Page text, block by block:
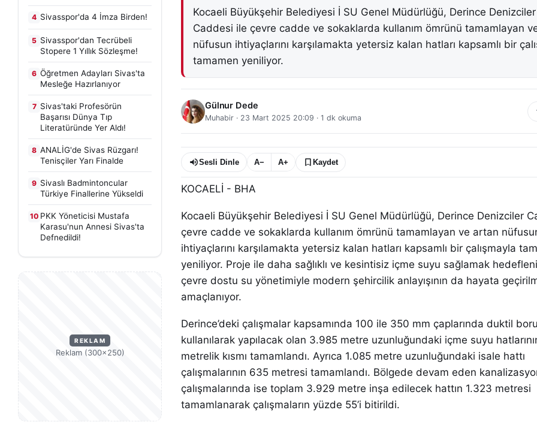
4 Sivasspor'da 4 İmza Birden!
5 Sivasspor'dan Tecrübeli
Stopere 1 Yıllık Sözleşme!
6 Öğretmen Adayları Sivas'ta
Mesleğe Hazırlanıyor
7 Sivas'taki Profesörün
Başarısı Dünya Tıp
Literatüründe Yer Aldı!
8 ANALİG'de Sivas Rüzgarı!
Tenisçiler Yarı Finalde
9 Sivaslı Badmintoncular
Türkiye Finallerine Yükseldi
10 PKK Yöneticisi Mustafa
Karasu'nun Annesi Sivas'ta
Defnedildi!
REKLAM
Reklam (300×250)
Kocaeli Büyükşehir Belediyesi İ SU Genel Müdürlüğü, Derince Denizciler
Caddesi ile çevre cadde ve sokaklarda kullanım ömrünü tamamlayan
nüfusun ihtiyaçlarını karşılamakta yetersiz kalan hatları kapsamlı bir
tamamen yeniliyor.
Gülnur Dede
Muhabir · 23 Mart 2025 20:09 · 1 dk okuma
Sesli Dinle A− A+ Kaydet
KOCAELİ - BHA
Kocaeli Büyükşehir Belediyesi İ SU Genel Müdürlüğü, Derince Denizciler
çevre cadde ve sokaklarda kullanım ömrünü tamamlayan ve artan
ihtiyaçlarını karşılamakta yetersiz kalan hatları kapsamlı bir çalışmayla
yeniliyor. Proje ile daha sağlıklı ve kesintisiz içme suyu sağlamak
çevre dostu su yönetimiyle modern şehircilik anlayışının da hayata
amaçlanıyor.
Derince’deki çalışmalar kapsamında 100 ile 350 mm çaplarında duktil
kullanılarak yapılacak olan 3.985 metre uzunluğundaki içme suyu
metrelik kısmı tamamlandı. Ayrıca 1.085 metre uzunluğundaki isale hattı
çalışmalarının 635 metresi tamamlandı. Bölgede devam eden
çalışmalarında ise toplam 3.929 metre inşa edilecek hattın 1.323 metresi
tamamlanarak çalışmaların yüzde 55’i bitirildi.